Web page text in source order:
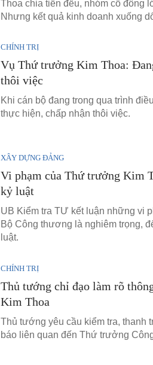
Thoa chia tiền đều, nhóm cổ đông
Nhưng kết quả kinh doanh xuống
CHÍNH TRỊ
Vụ Thứ trưởng Kim Thoa:
thôi việc
Khi cán bộ đang trong qua trình
thực hiện, chấp nhận thôi việc.
XÂY DỰNG ĐẢNG
Vi phạm của Thứ trưởng Kim
kỷ luật
UB Kiểm tra TƯ kết luận những vi
Bộ Công thương là nghiêm trọng,
luật.
CHÍNH TRỊ
Thủ tướng chỉ đạo làm rõ
Kim Thoa
Thủ tướng yêu cầu kiểm tra, thanh
báo liên quan đến Thứ trưởng